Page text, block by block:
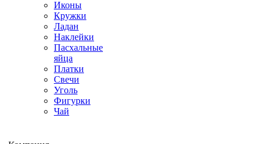
Иконы
Кружки
Ладан
Наклейки
Пасхальные
яйца
Платки
Свечи
Уголь
Фигурки
Чай